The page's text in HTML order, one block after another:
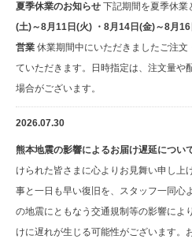
夏季休業のお知らせ 下記期間を夏季休業
(土)～8月11日(火) ・8月14日(金)～8月
営業 休業期間中にいただきましたご注
ていただきます。日時指定は、注文量や
場合がございます。
2026.07.30
熊本地震の影響によるお届け遅延につい
けられた皆さまに心よりお見舞い申し上
事と一日も早い復旧を、スタッフ一同心
の地震にともなう交通規制等の影響によ
けに遅れが生じる可能性がございます。